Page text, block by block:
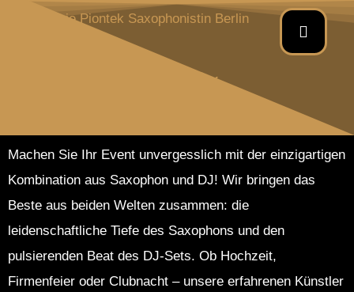
DJ & Sax
Machen Sie Ihr Event unvergesslich mit der einzigartigen
Kombination aus Saxophon und DJ! Wir bringen das
Beste aus beiden Welten zusammen: die
leidenschaftliche Tiefe des Saxophons und den
pulsierenden Beat des DJ-Sets. Ob Hochzeit,
Firmenfeier oder Clubnacht – unsere erfahrenen Künstler